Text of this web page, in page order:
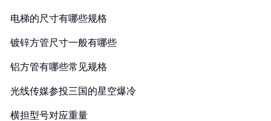
电梯的尺寸有哪些规格
镀锌方管尺寸一般有哪些
铝方管有哪些常见规格
光线传媒参投三国的星空爆冷
横担型号对应重量